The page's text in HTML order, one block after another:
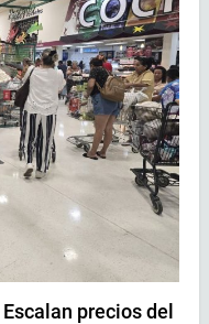
Escalan precios del